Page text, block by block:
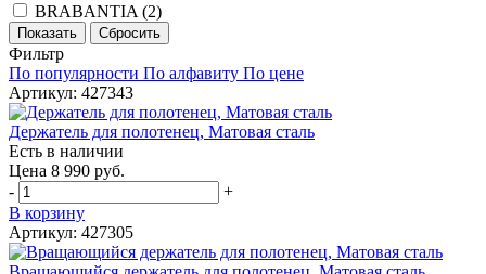
BRABANTIA (2)
Фильтр
По популярности По алфавиту По цене
Артикул: 427343
Держатель для полотенец, Матовая сталь
Есть в наличии
Цена 8 990 руб.
-
+
В корзину
Артикул: 427305